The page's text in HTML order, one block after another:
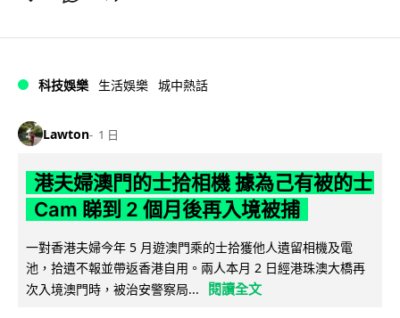
科技娛樂 生活娛樂 城中熱話
Lawton 1 日
港夫婦澳門的士拾相機 據為己有被的士
Cam 睇到 2 個月後再入境被捕
一對香港夫婦今年 5 月遊澳門乘的士拾獲他人遺留相機及電
池，拾遺不報並帶返香港自用。兩人本月 2 日經港珠澳大橋再
次入境澳門時，被治安警察局...
閱讀全文